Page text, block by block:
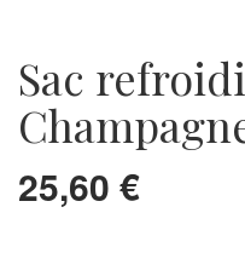
Sac
25,60 €